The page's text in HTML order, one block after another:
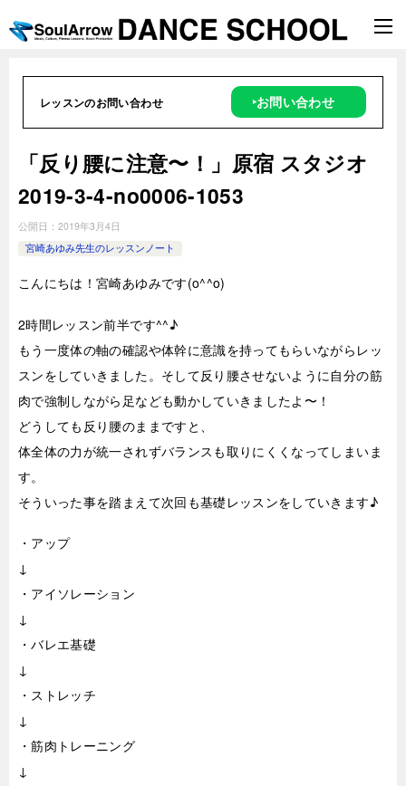
レッスンのお問い合わせ ‣お問い合わせ
「反り腰に注意〜！」原宿 スタジオ
2019-3-4-no0006-1053
公開日： 2019年3月4日
宮崎あゆみ先生のレッスンノート
こんにちは！宮崎あゆみです(o^^o)
2時間レッスン前半です^^♪
もう一度体の軸の確認や体幹に意識を持ってもらいながらレッ
スンをしていきました。そして反り腰させないように自分の筋
肉で強制しながら足なども動かしていきましたよ〜！
どうしても反り腰のままですと、
体全体の力が統一されずバランスも取りにくくなってしまいま
す。
そういった事を踏まえて次回も基礎レッスンをしていきます♪
・アップ
↓
・アイソレーション
↓
・バレエ基礎
↓
・ストレッチ
↓
・筋肉トレーニング
↓